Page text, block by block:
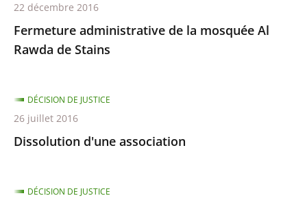
Fermeture administrative de la mosquée Al
Rawda de Stains
22 décembre 2016
Dissolution d'une association
DÉCISION DE JUSTICE
26 juillet 2016
DÉCISION DE JUSTICE